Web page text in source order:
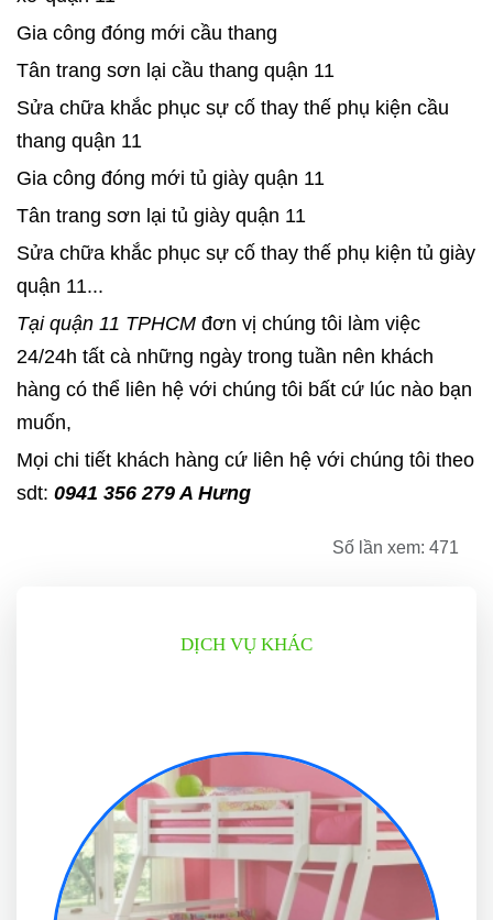
Gia công đóng mới cầu thang
Tân trang sơn lại cầu thang quận 11
Sửa chữa khắc phục sự cố thay thế phụ kiện cầu
thang quận 11
Gia công đóng mới tủ giày quận 11
Tân trang sơn lại tủ giày quận 11
Sửa chữa khắc phục sự cố thay thế phụ kiện tủ giày
quận 11...
Tại quận 11 TPHCM đơn vị chúng tôi làm việc
24/24h tất cà những ngày trong tuần nên khách
hàng có thể liên hệ với chúng tôi bất cứ lúc nào bạn
muốn,
Mọi chi tiết khách hàng cứ liên hệ với chúng tôi theo
sdt: 0941 356 279 A Hưng
Số lần xem: 471
DỊCH VỤ KHÁC